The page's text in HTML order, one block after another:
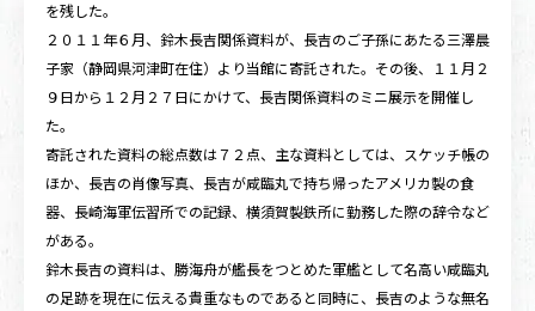
を残した。
２０１１年６月、鈴木長吉関係資料が、長吉のご子孫にあたる三澤晨
子家（静岡県河津町在住）より当館に寄託された。その後、１１月２
９日から１２月２７日にかけて、長吉関係資料のミニ展示を開催し
た。
寄託された資料の総点数は７２点、主な資料としては、スケッチ帳の
ほか、長吉の肖像写真、長吉が咸臨丸で持ち帰ったアメリカ製の食
器、長崎海軍伝習所での記録、横須賀製鉄所に勤務した際の辞令など
がある。
鈴木長吉の資料は、勝海舟が艦長をつとめた軍艦として名高い咸臨丸
の足跡を現在に伝える貴重なものであると同時に、長吉のような無名